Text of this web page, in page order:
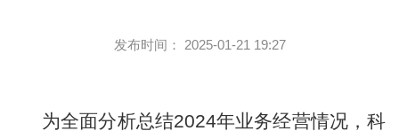
发布时间： 2025-01-21 19:27
为全面分析总结2024年业务经营情况， 科